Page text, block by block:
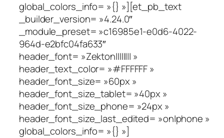
global_colors_info= »{} »][et_pb_text
_builder_version= »4.24.0″
_module_preset= »c16985e1-e0d6-4022-
964d-e2bfc04fa633″
header_font= »Zekton|||||||| »
header_text_color= »#FFFFFF »
header_font_size= »60px »
header_font_size_tablet= »40px »
header_font_size_phone= »24px »
header_font_size_last_edited= »on|phone »
global_colors_info= »{} »]